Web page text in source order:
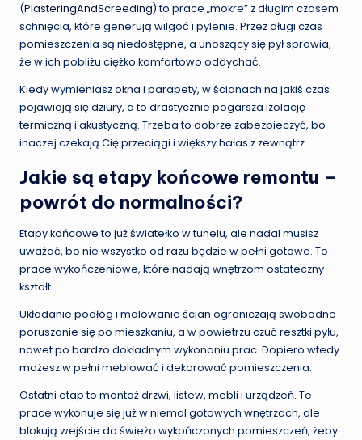
(PlasteringAndScreeding) to prace „mokre” z długim czasem
schnięcia, które generują wilgoć i pylenie. Przez długi czas
pomieszczenia są niedostępne, a unoszący się pył sprawia,
że w ich pobliżu ciężko komfortowo oddychać.
Kiedy wymieniasz okna i parapety, w ścianach na jakiś czas
pojawiają się dziury, a to drastycznie pogarsza izolację
termiczną i akustyczną. Trzeba to dobrze zabezpieczyć, bo
inaczej czekają Cię przeciągi i większy hałas z zewnątrz.
Jakie są etapy końcowe remontu –
powrót do normalności?
Etapy końcowe to już światełko w tunelu, ale nadal musisz
uważać, bo nie wszystko od razu będzie w pełni gotowe. To
prace wykończeniowe, które nadają wnętrzom ostateczny
kształt.
Układanie podłóg i malowanie ścian ograniczają swobodne
poruszanie się po mieszkaniu, a w powietrzu czuć resztki pyłu,
nawet po bardzo dokładnym wykonaniu prac. Dopiero wtedy
możesz w pełni meblować i dekorować pomieszczenia.
Ostatni etap to montaż drzwi, listew, mebli i urządzeń. Te
prace wykonuje się już w niemal gotowych wnętrzach, ale
blokują wejście do świeżo wykończonych pomieszczeń, żeby